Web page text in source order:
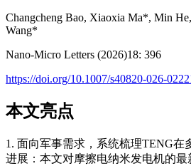
Changcheng Bao, Xiaoxia Ma*, Min
Wang*
Nano-Micro Letters (2026)18: 396
https://doi.org/10.1007/s40820-026-
本文亮点
1. 面向军事需求，系统梳理TENG在
进展：本文对摩擦电纳米发电机的最